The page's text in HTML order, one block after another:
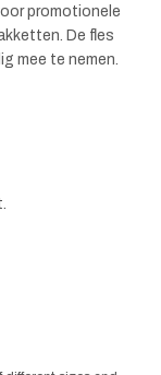
promotionele
De fles
mee te nemen.